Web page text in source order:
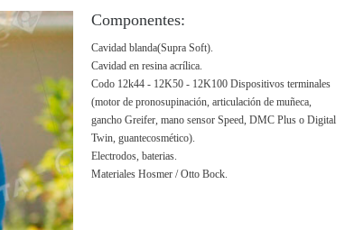
Componentes:
Cavidad blanda(Supra Soft).
Cavidad en resina acrílica.
Codo 12k44 - 12K50 - 12K100 Dispositivos terminales
(motor de pronosupinación, articulación de muñeca,
gancho Greifer, mano sensor Speed, DMC Plus o Digital
Twin, guantecosmético).
Electrodos, baterias.
Materiales Hosmer / Otto Bock.